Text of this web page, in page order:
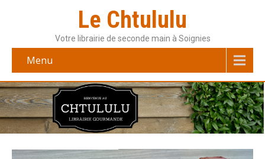
Le Chtululu
Votre librairie de seconde main à Soignies
Menu